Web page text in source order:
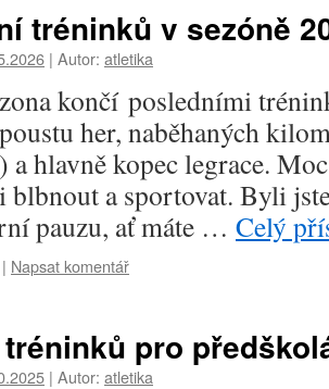
tréninků v sezóně
| Autor: atletika
končí posledními
her, naběhaných
a hlavně kopec legrace.
a sportovat. Byli
pauzu, ať máte … Celý
| Napsat komentář
pro
| Autor: atletika